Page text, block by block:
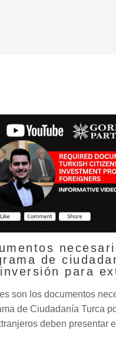
de
para
son los documentos
de Ciudadanía Turca
deben presentar